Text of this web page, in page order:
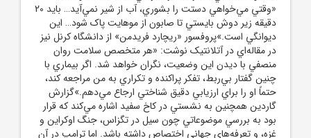
«وقتي مي‌خواهي دستت را بشوري، آب از شير نمي‌آيد… بايد 20
دقيقه زير دوش بايستي تا صابون از موهايت پاک شود… اين
ديوانگي است.»پروفسور «ريچارد فريدمن» از دانشگاه کرنل نيز
در مقاله‌اي در آتلانتيک نوشت: «هر متخصص سلامت روان
منصفي با ديدن اين وضعيت، نگران خواهد شد. اگر بيماري با
چنين گفتار بي‌ربط، تفکر پراکنده و تکراري به من مراجعه کند،
حتماً او را براي ارزيابي دقيق شناختي ارجاع مي‌دهم.»گزارش
گاردين همچنين به نشستي در کاخ سفيد اشاره مي‌کند که قرار
بود به بررسي موضوعاتي چون سيل در تگزاس، جنگ اوکراين و
غزه، و تعرفه‌هاي جهاني اختصاص داشته باشد. اما ترامپ در آن